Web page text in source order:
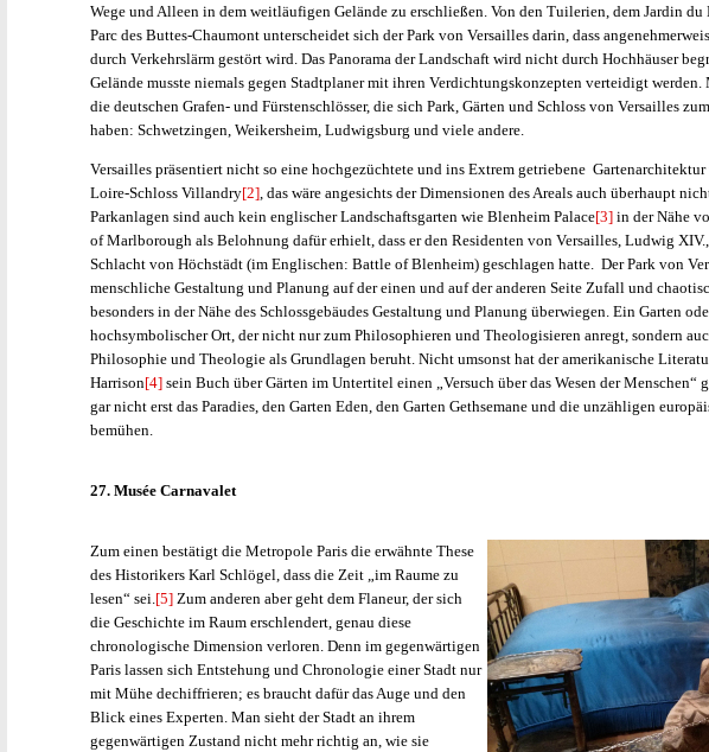
Wege und Alleen in dem weitläufigen Gelände zu erschließen. Von den Tuilerien, dem Jardin
Parc des Buttes-Chaumont unterscheidet sich der Park von Versailles darin, dass
durch Verkehrslärm gestört wird. Das Panorama der Landschaft wird nicht durch Hochhäuser
Gelände musste niemals gegen Stadtplaner mit ihren Verdichtungskonzepten verteidigt
die deutschen Grafen- und Fürstenschlösser, die sich Park, Gärten und Schloss von Versailles
haben: Schwetzingen, Weikersheim, Ludwigsburg und viele andere.
Versailles präsentiert nicht so eine hochgezüchtete und ins Extrem getriebene
Loire-Schloss Villandry[2], das wäre angesichts der Dimensionen des Areals auch überhaupt
Parkanlagen sind auch kein englischer Landschaftsgarten wie Blenheim Palace[3] in der Nähe
of Marlborough als Belohnung dafür erhielt, dass er den Residenten von Versailles, Ludwig
Schlacht von Höchstädt (im Englischen: Battle of Blenheim) geschlagen hatte. Der Park von
menschliche Gestaltung und Planung auf der einen und auf der anderen Seite Zufall und
besonders in der Nähe des Schlossgebäudes Gestaltung und Planung überwiegen. Ein Garten
hochsymbolischer Ort, der nicht nur zum Philosophieren und Theologisieren anregt, sondern
Philosophie und Theologie als Grundlagen beruht. Nicht umsonst hat der amerikanische
Harrison[4] sein Buch über Gärten im Untertitel einen „Versuch über das Wesen der Menschen“
gar nicht erst das Paradies, den Garten Eden, den Garten Gethsemane und die unzähligen
bemühen.
27. Musée Carnavalet
Zum einen bestätigt die Metropole Paris die erwähnte These
des Historikers Karl Schlögel, dass die Zeit „im Raume zu
lesen“ sei.[5] Zum anderen aber geht dem Flaneur, der sich
die Geschichte im Raum erschlendert, genau diese
chronologische Dimension verloren. Denn im gegenwärtigen
Paris lassen sich Entstehung und Chronologie einer Stadt nur
mit Mühe dechiffrieren; es braucht dafür das Auge und den
Blick eines Experten. Man sieht der Stadt an ihrem
gegenwärtigen Zustand nicht mehr richtig an, wie sie